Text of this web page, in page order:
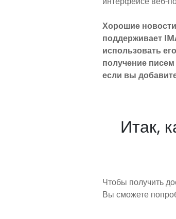
Хорошие
поддерживает
использовать
получение
если вы
Итак,
Чтобы получить
Вы сможете